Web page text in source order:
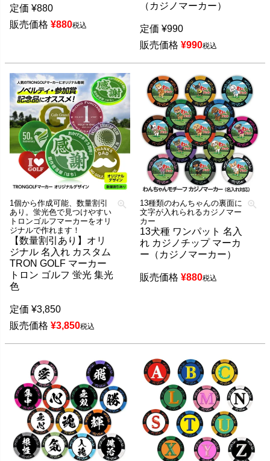
定価 ¥880
販売価格 ¥880税込
（カジノマーカー）
定価 ¥990
販売価格 ¥990税込
1個から作成可能、数量割引
あり。蛍光色で見つけやすい
トロンゴルフマーカーをオリ
ジナルで作れます！
【数量割引あり】オリ
ジナル 名入れ カスタム
TRON GOLF マーカー
トロン ゴルフ 蛍光 集光
色
定価 ¥3,850
販売価格 ¥3,850税込
13種類のわんちゃんの裏面に
文字が入れられるカジノマー
カー
13犬種 ワンパット 名入
れ カジノチップ マーカ
ー（カジノマーカー）
販売価格 ¥880税込